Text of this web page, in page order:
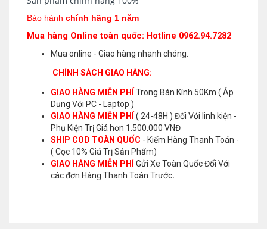
Bảo hành chính hãng 1 năm
Mua hàng Online toàn quốc: Hotline 0962.94.7282
Mua online - Giao hàng nhanh chóng.
CHÍNH SÁCH GIAO HÀNG:
GIAO HÀNG MIỄN PHÍ
Trong Bán Kính 50Km ( Áp
Dụng Với PC - Laptop )
GIAO HÀNG MIỄN PHÍ
( 24-48H ) Đối Với linh kiện -
Phụ Kiện Trị Giá hơn 1.500.000 VNĐ
SHIP COD TOÀN QUỐC - Kiểm Hàng Thanh Toán -
( Cọc 10% Giá Trị Sản Phẩm)
GIAO HÀNG MIỄN PHÍ
Gửi Xe Toàn Quốc Đối Với
các đơn Hàng Thanh Toán Trước.